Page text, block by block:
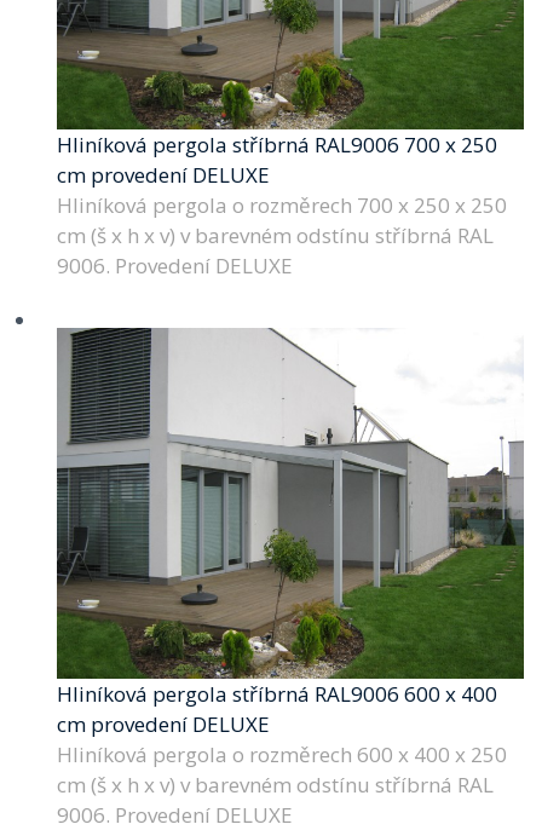
Hliníková pergola stříbrná RAL9006 700 x 250
cm provedení DELUXE
Hliníková pergola o rozměrech 700 x 250 x 250
cm (š x h x v) v barevném odstínu stříbrná RAL
9006. Provedení DELUXE
Hliníková pergola stříbrná RAL9006 600 x 400
cm provedení DELUXE
Hliníková pergola o rozměrech 600 x 400 x 250
cm (š x h x v) v barevném odstínu stříbrná RAL
9006. Provedení DELUXE